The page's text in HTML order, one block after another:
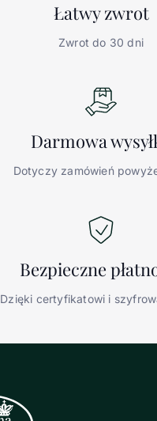
Łatwyzwrot
Zwrot do 30 dni
Darmowa
Dotyczy zamówień
Bezpieczne
Dzięki certyfikatowi i